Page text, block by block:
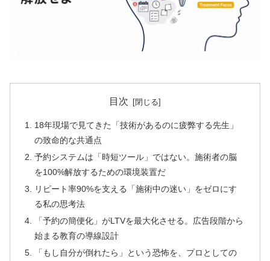
目次
18年現場で見てきた「技術があるのに疲弊する先生」
の致命的な共通点
予約システムは「時短ツール」ではない。施術者の脳
を100%解放するための環境装置だ
リピート率90%を支える「施術中の迷い」をゼロにす
る私の思考法
「予約の簡便化」がLTVを最大化させる。広告段階から
始まる教育の導線設計
「もし自分が倒れたら」という恐怖を、プロとしての